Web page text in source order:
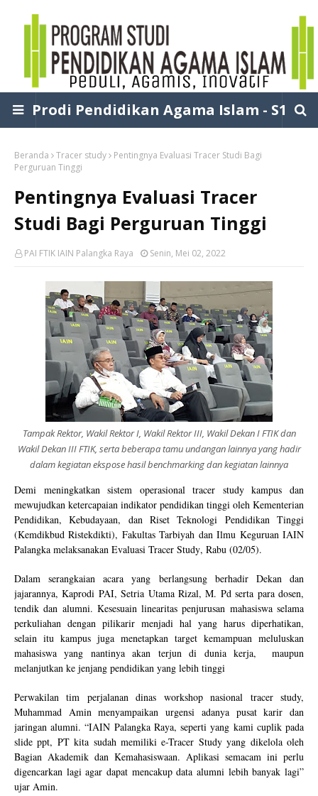
Prodi Pendidikan Agama Islam - S1
Beranda Tracer study
Pentingnya Evaluasi Tracer Studi Bagi
Perguruan Tinggi
Pentingnya Evaluasi Tracer
Studi Bagi Perguruan Tinggi
PAI FTIK IAIN Palangka Raya Senin, Mei 02, 2022
Tampak Rektor, Wakil Rektor I, Wakil Rektor III, Wakil Dekan I FTIK dan
Wakil Dekan III FTIK, serta beberapa tamu undangan lainnya yang hadir
dalam kegiatan ekspose hasil benchmarking dan kegiatan lainnya
Demi meningkatkan sistem operasional tracer study kampus dan
mewujudkan ketercapaian indikator pendidikan tinggi oleh Kementerian
Pendidikan, Kebudayaan, dan Riset Teknologi Pendidikan Tinggi
(Kemdikbud Ristekdikti), Fakultas Tarbiyah dan Ilmu Keguruan IAIN
Palangka melaksanakan Evaluasi Tracer Study, Rabu (02/05).
Dalam serangkaian acara yang berlangsung berhadir Dekan dan
jajarannya, Kaprodi PAI, Setria Utama Rizal, M. Pd serta para dosen,
tendik dan alumni. Kesesuain linearitas penjurusan mahasiswa selama
perkuliahan dengan pilikarir menjadi hal yang harus diperhatikan,
selain itu kampus juga menetapkan target kemampuan meluluskan
mahasiswa yang nantinya akan terjun di dunia kerja,
maupun
melanjutkan ke jenjang pendidikan yang lebih tinggi
Perwakilan tim perjalanan dinas workshop nasional tracer study,
Muhammad Amin menyampaikan urgensi adanya pusat karir dan
jaringan alumni. “IAIN Palangka Raya, seperti yang kami cuplik pada
slide ppt, PT kita sudah memiliki e-Tracer Study yang dikelola oleh
Bagian Akademik dan Kemahasiswaan. Aplikasi semacam ini perlu
digencarkan lagi agar dapat mencakup data alumni lebih banyak lagi”
ujar Amin.